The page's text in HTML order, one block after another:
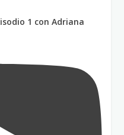
1 con Adriana